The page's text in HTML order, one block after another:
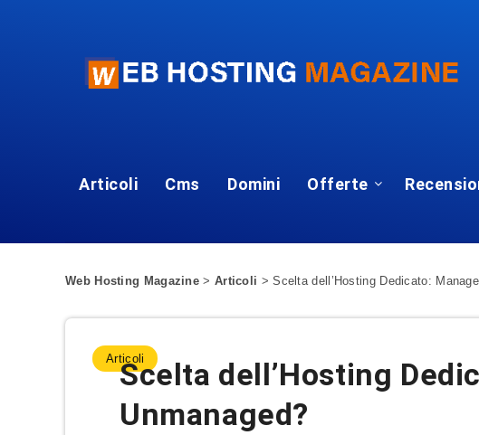
Articoli Cms Domini Offerte
Web Hosting Magazine > Articoli >Scelta dell’Hosting Dedicato:
Articoli
Scelta dell’Hosting
Unmanaged?